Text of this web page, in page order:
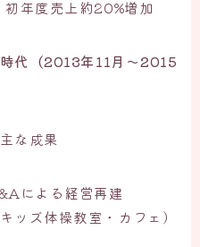
年度売上約20%増加
代（2013年11月〜2015
な成果
による経営再建
ッズ体操教室・カフェ）